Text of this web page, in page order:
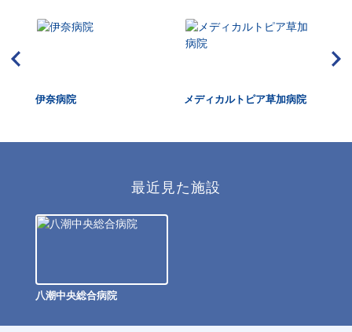
伊奈病院 メディカルトピア草加病院
最近見た施設
八潮中央総合病院